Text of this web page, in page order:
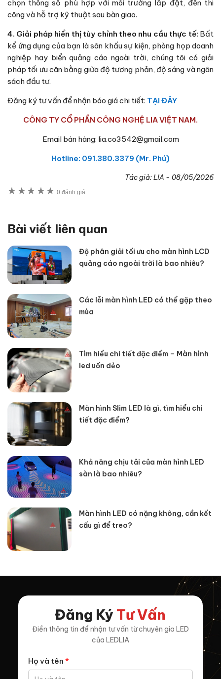
chọn thông số phù hợp với môi trường lắp đặt, đến thi
công và hỗ trợ kỹ thuật sau bàn giao.
4. Giải pháp hiển thị tùy chỉnh theo nhu cầu thực tế: Bất
kể ứng dụng của bạn là sân khấu sự kiện, phòng họp doanh
nghiệp hay biển quảng cáo ngoài trời, chúng tôi có giải
pháp tối ưu cân bằng giữa độ tương phản, độ sáng và ngân
sách đầu tư.
Đăng ký tư vấn để nhận báo giá chi tiết: TẠI ĐÂY
CÔNG TY CỔ PHẦN CÔNG NGHỆ LIA VIỆT NAM.
Email bán hàng: lia.co3542@gmail.com
Hotline: 091.380.3379 (Mr. Phú)
Tác giả:LIA - 08/05/2026
★ ★ ★ ★ ★ 0 đánh giá
Bài viết liên quan
Độ phân giải tối ưu cho màn hình LCD
quảng cáo ngoài trời là bao nhiêu?
Các lỗi màn hình LED có thể gặp theo
mùa
Tìm hiểu chi tiết đặc điểm – Màn hình
led uốn dẻo
Màn hình Slim LED là gì, tìm hiểu chi
tiết đặc điểm?
Khả năng chịu tải của màn hình LED
sàn là bao nhiêu?
Màn hình LED có nặng không, cần kết
cấu gì để treo?
Đăng Ký Tư Vấn
Điền thông tin để nhận tư vấn từ chuyên gia LED
của LEDLIA
Họ và tên *